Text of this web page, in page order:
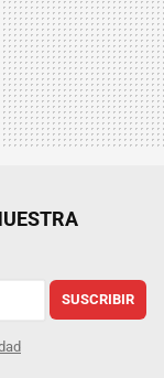
SUSCRIBIR